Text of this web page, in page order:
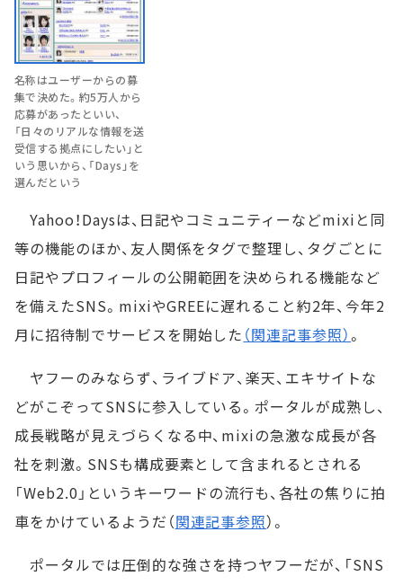
名称はユーザーからの募
集で決めた。約5万人から
応募があったといい、
「日々のリアルな情報を送
受信する拠点にしたい」と
いう思いから、「Days」を
選んだという
Yahoo！Daysは、日記やコミュニティーなどmixiと同
等の機能のほか、友人関係をタグで整理し、タグごとに
日記やプロフィールの公開範囲を決められる機能など
を備えたSNS。mixiやGREEに遅れること約2年、今年2
月に招待制でサービスを開始した （関連記事参照）。
ヤフーのみならず、ライブドア、楽天、エキサイトな
どがこぞってSNSに参入している。ポータルが成熟し、
成長戦略が見えづらくなる中、mixiの急激な成長が各
社を刺激。SNSも構成要素として含まれるとされる
「Web2.0」というキーワードの流行も、各社の焦りに拍
車をかけているようだ（関連記事参照）。
ポータルでは圧倒的な強さを持つヤフーだが、「SNS